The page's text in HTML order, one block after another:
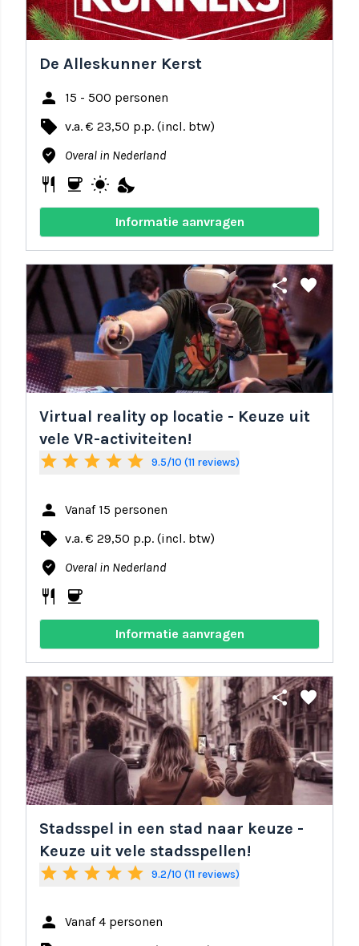
De Alleskunner Kerst
person 15 - 500 personen
local_offer v.a. € 23,50 p.p. (incl. btw)
where_to_vote Overal in Nederland
restaurant coffee wb_sunny nights_stay
Informatie aanvragen
share favorite
Virtual reality op locatie - Keuze uit
vele VR-activiteiten!
star star star star star 9.5/10 (11 reviews)
person Vanaf 15 personen
local_offer v.a. € 29,50 p.p. (incl. btw)
where_to_vote Overal in Nederland
restaurant coffee
Informatie aanvragen
share favorite
Stadsspel in een stad naar keuze -
Keuze uit vele stadsspellen!
star star star star star 9.2/10 (11 reviews)
person Vanaf 4 personen